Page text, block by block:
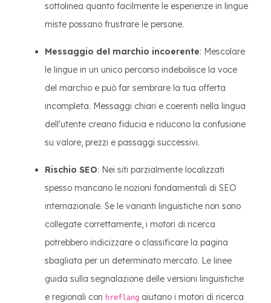
sottolinea quanto facilmente le esperienze in lingue
miste possano frustrare le persone.
Messaggio del marchio incoerente: Mescolare
le lingue in un unico percorso indebolisce la voce
del marchio e può far sembrare la tua offerta
incompleta. Messaggi chiari e coerenti nella lingua
dell'utente creano fiducia e riducono la confusione
su valore, prezzi e passaggi successivi.
Rischio SEO: Nei siti parzialmente localizzati
spesso mancano le nozioni fondamentali di SEO
internazionale. Se le varianti linguistiche non sono
collegate correttamente, i motori di ricerca
potrebbero indicizzare o classificare la pagina
sbagliata per un determinato mercato. Le linee
guida sulla segnalazione delle versioni linguistiche
e regionali con hreflang aiutano i motori di ricerca